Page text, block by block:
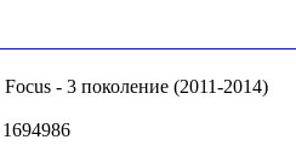
Focus - 3 поколение (2011-2014)
1694986